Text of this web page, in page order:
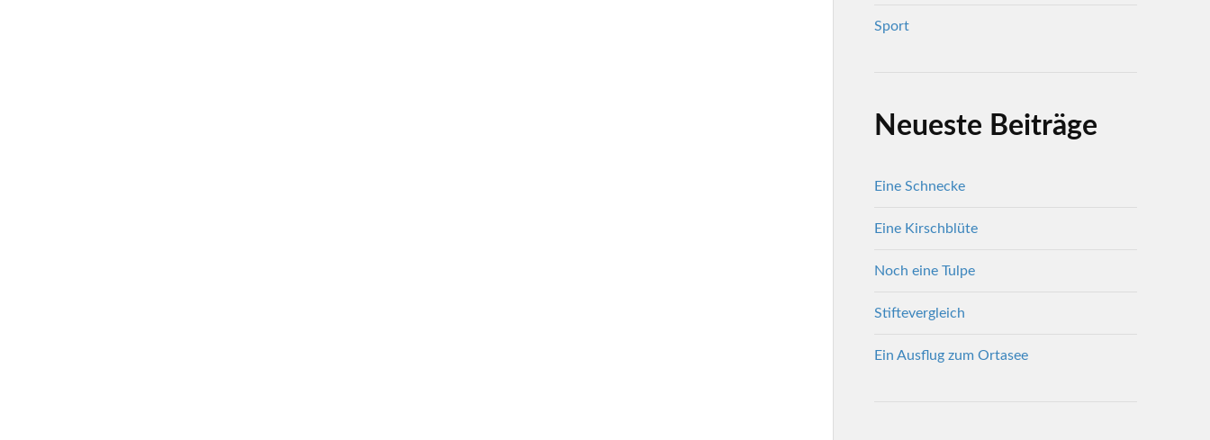
Sport
Neueste Beiträge
Eine Schnecke
Eine Kirschblüte
Noch eine Tulpe
Stiftevergleich
Ein Ausflug zum Ortasee